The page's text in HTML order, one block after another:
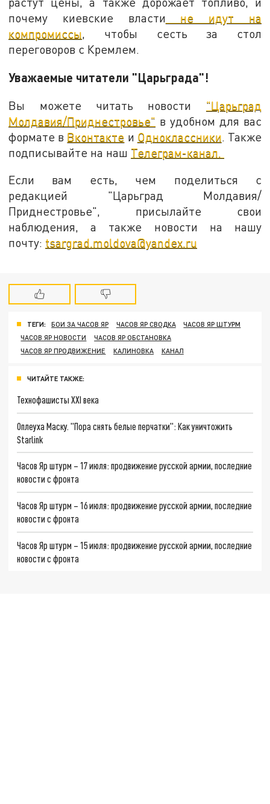
почему киевские власти не идут на
компромиссы, чтобы сесть за стол
переговоров с Кремлем.
Уважаемые читатели "Царьграда"!
Вы можете читать новости "Царьград
Молдавия/Приднестровье" в удобном для вас
формате в Вконтакте и Одноклассники. Также
подписывайте на наш Телеграм-канал.
Если вам есть, чем поделиться с
редакцией "Царьград Молдавия/
Приднестровье", присылайте свои
наблюдения, а также новости на нашу
почту: tsargrad.moldova@yandex.ru
ТЕГИ: БОИ ЗА ЧАСОВ ЯР ЧАСОВ ЯР СВОДКА
ЧАСОВ ЯР ШТУРМ
ЧАСОВ ЯР НОВОСТИ
ЧАСОВ ЯР ОБСТАНОВКА
ЧАСОВ ЯР ПРОДВИЖЕНИЕ
КАЛИНОВКА КАНАЛ
ЧИТАЙТЕ ТАКЖЕ:
Технофашисты XXI века
Оплеуха Маску. "Пора снять белые перчатки": Как уничтожить
Starlink
Часов Яр штурм – 17 июля: продвижение русской армии, последние
новости с фронта
Часов Яр штурм – 16 июля: продвижение русской армии, последние
новости с фронта
Часов Яр штурм – 15 июля: продвижение русской армии, последние
новости с фронта